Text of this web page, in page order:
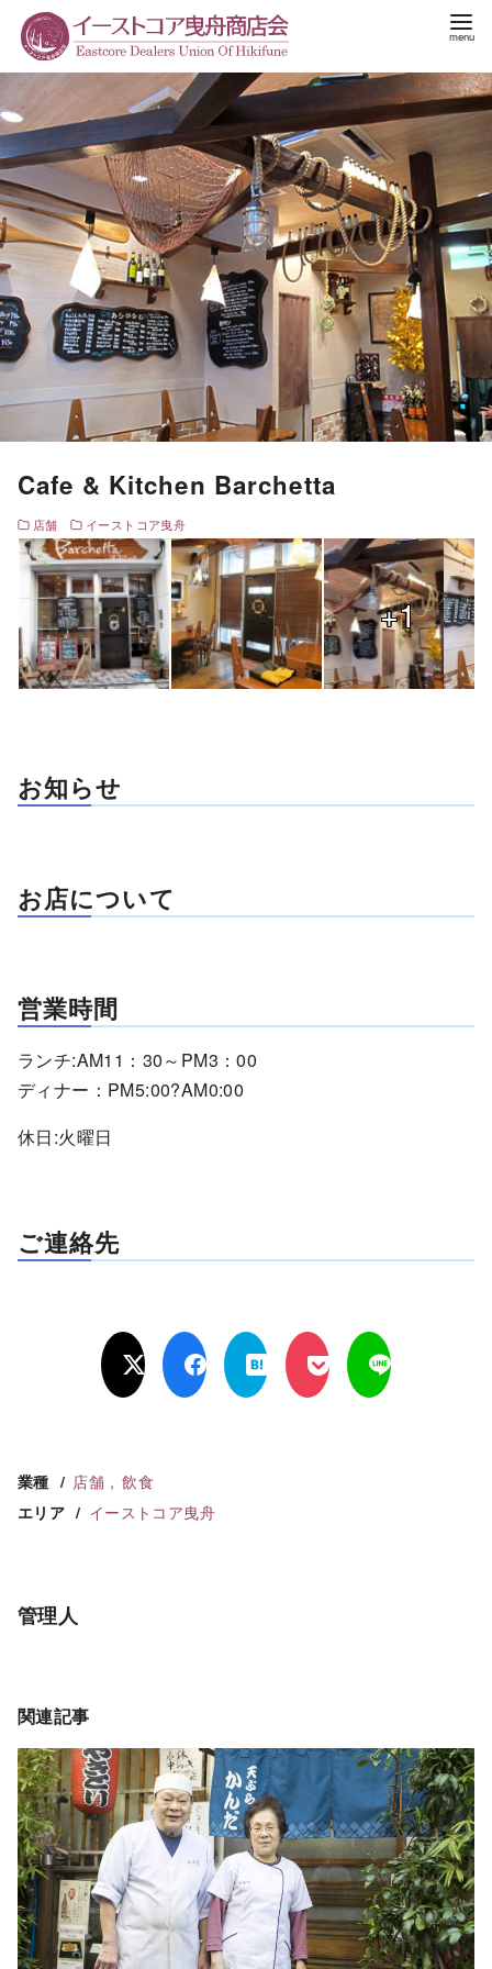
Cafe & Kitchen Barchetta
店舗 イーストコア曳舟
+1
お知らせ
お店について
営業時間
ランチ:AM11：30～PM3：00
ディナー：PM5:00?AM0:00
休日:火曜日
ご連絡先
業種 店舗 飲食
エリア イーストコア曳舟
管理人
関連記事